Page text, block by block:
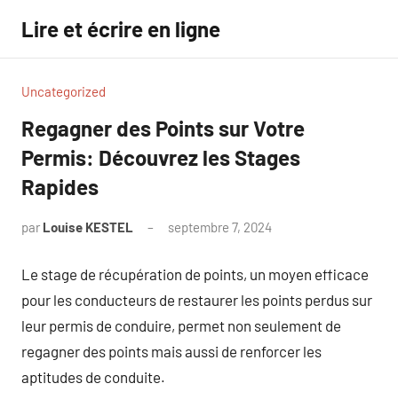
contenu
Lire et écrire en ligne
Uncategorized
Regagner des Points sur Votre
Permis: Découvrez les Stages
Rapides
par Louise KESTEL septembre 7, 2024
Le stage de récupération de points, un moyen efficace
pour les conducteurs de restaurer les points perdus sur
leur permis de conduire, permet non seulement de
regagner des points mais aussi de renforcer les
aptitudes de conduite.